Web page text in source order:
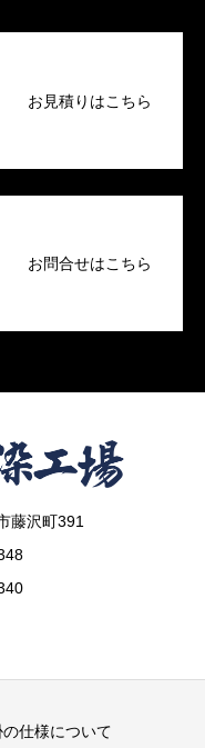
お見積りはこちら
お問合せはこちら
藤沢町391
仕様について